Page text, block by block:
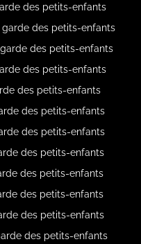
des petits-enfants
des petits-enfants
des petits-enfants
des petits-enfants
des petits-enfants
des petits-enfants
des petits-enfants
des petits-enfants
des petits-enfants
des petits-enfants
des petits-enfants
des petits-enfants